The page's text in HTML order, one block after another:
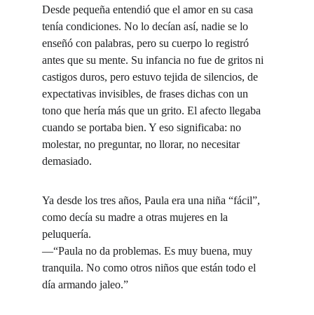
Desde pequeña entendió que el amor en su casa
tenía condiciones. No lo decían así, nadie se lo
enseñó con palabras, pero su cuerpo lo registró
antes que su mente. Su infancia no fue de gritos ni
castigos duros, pero estuvo tejida de silencios, de
expectativas invisibles, de frases dichas con un
tono que hería más que un grito. El afecto llegaba
cuando se portaba bien. Y eso significaba: no
molestar, no preguntar, no llorar, no necesitar
demasiado.
Ya desde los tres años, Paula era una niña “fácil”,
como decía su madre a otras mujeres en la
peluquería.
—“Paula no da problemas. Es muy buena, muy
tranquila. No como otros niños que están todo el
día armando jaleo.”